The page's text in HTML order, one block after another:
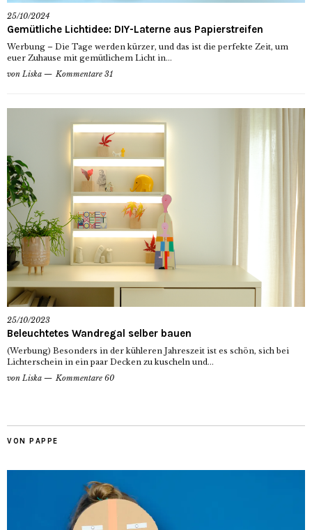
25/10/2024
Gemütliche Lichtidee: DIY-Laterne aus Papierstreifen
Werbung – Die Tage werden kürzer, und das ist die perfekte Zeit, um
euer Zuhause mit gemütlichem Licht in...
von Liska Kommentare 31
25/10/2023
Beleuchtetes Wandregal selber bauen
(Werbung) Besonders in der kühleren Jahreszeit ist es schön, sich bei
Lichterschein in ein paar Decken zu kuscheln und...
von Liska Kommentare 60
VON PAPPE